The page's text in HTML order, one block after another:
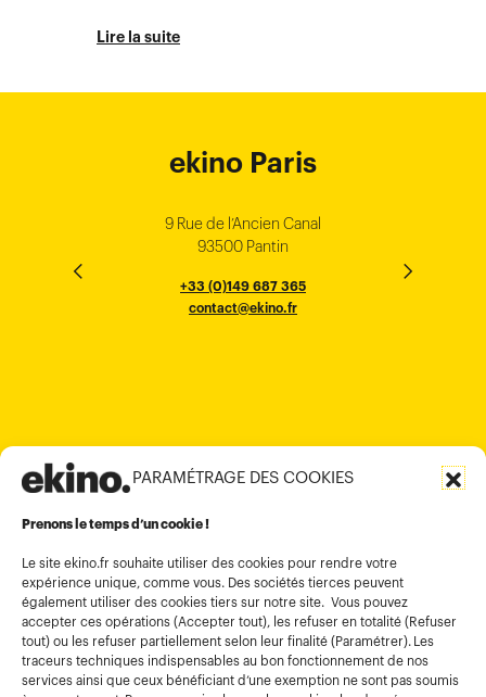
PARAMÉTRAGE DES COOKIES
Prenons le temps d’un cookie !
Le site ekino.fr souhaite utiliser des cookies pour rendre votre
expérience unique, comme vous. Des sociétés tierces peuvent
également utiliser des cookies tiers sur notre site. Vous pouvez
accepter ces opérations (Accepter tout), les refuser en totalité (Refuser
tout) ou les refuser partiellement selon leur finalité (Paramétrer). Les
traceurs techniques indispensables au bon fonctionnement de nos
services ainsi que ceux bénéficiant d’une exemption ne sont pas soumis
Lire la suite
ekino Paris
9 Rue de l’Ancien Canal
93500 Pantin
+33 (0)149 687 365
contact@ekino.fr
ekino
80 Robinson Road
Singapore 068898
+65 6317 6600contact@ekino.sg
ekino Ho Chi
THE EMPORIUM, 3rd Floor
184 Le Dai Hanh, Phu Tho Ward
Ho-Chi-Minh City
ekino Bordeaux
1 cours Xavier Arnozan
33000 Bordeaux
+33 (0)5 57 22 76 60
contact@ekino.fr
ekino Hong
25F, Paul Y. Centre 51
Hung To Rd, Kwan Tong
Hong Kong
ekino
124, Surya Chambers
6th Floor, HAL Old Airport Rd
Murugesh Pallya, Karnataka
ekino New York
200 Madison Ave
NEW YORK
+84909233727
Informations légales
Conditions générales d’utilisation
Politique de confidentialité
Politique cookies
Gestion des cookies
Index égalité